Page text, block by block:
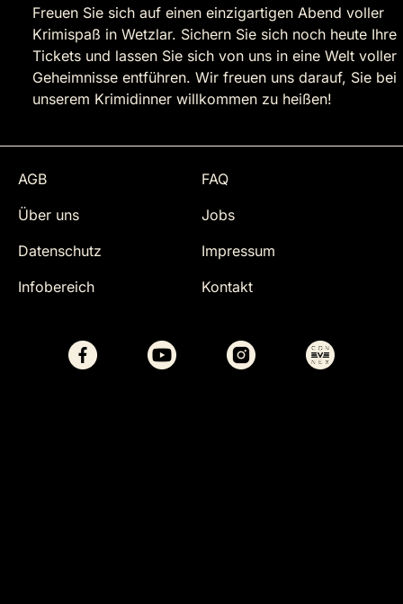
Freuen Sie sich auf einen einzigartigen Abend voller
Krimispaß in Wetzlar. Sichern Sie sich noch heute Ihre
Tickets und lassen Sie sich von uns in eine Welt voller
Geheimnisse entführen. Wir freuen uns darauf, Sie bei
unserem Krimidinner willkommen zu heißen!
AGB
FAQ
Über uns
Jobs
Datenschutz
Impressum
Infobereich
Kontakt